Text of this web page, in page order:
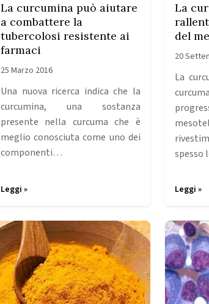
La curcumina può aiutare
a combattere la
tubercolosi resistente ai
farmaci
25 Marzo 2016
Una nuova ricerca indica che la
curcumina, una sostanza
presente nella curcuma che è
meglio conosciuta come uno dei
componenti…
Leggi »
La
del
20
La
spesso
Leggi »